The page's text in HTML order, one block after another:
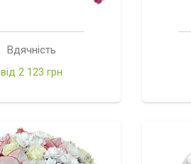
Вдячність
від 2 123 грн